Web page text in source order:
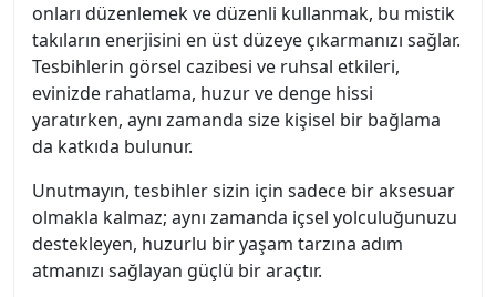
onları düzenlemek ve düzenli kullanmak, bu mistik
takıların enerjisini en üst düzeye çıkarmanızı sağlar.
Tesbihlerin görsel cazibesi ve ruhsal etkileri,
evinizde rahatlama, huzur ve denge hissi
yaratırken, aynı zamanda size kişisel bir bağlama
da katkıda bulunur.
Unutmayın, tesbihler sizin için sadece bir aksesuar
olmakla kalmaz; aynı zamanda içsel yolculuğunuzu
destekleyen, huzurlu bir yaşam tarzına adım
atmanızı sağlayan güçlü bir araçtır.